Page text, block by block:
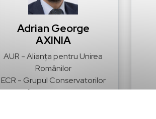
Adrian George
AXINIA
AUR - Alianța pentru Unirea
Românilor
ECR - Grupul Conservatorilor
și Reformiștilor Europeni